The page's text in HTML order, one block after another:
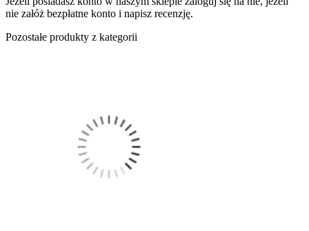
nie załóż bezpłatne konto i napisz recenzję.
Pozostałe produkty z kategorii